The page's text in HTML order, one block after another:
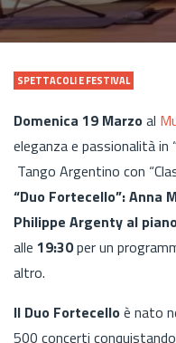
SPETTACOLI E FESTIVAL
Domenica 19 Marzoal
eleganza e passionalità in
Tango Argentino con
“Duo Fortecello”: Anna
Philippe Argenty al
alle 19:30per un
altro.
Il Duo Fortecelloè nato
500 concerti